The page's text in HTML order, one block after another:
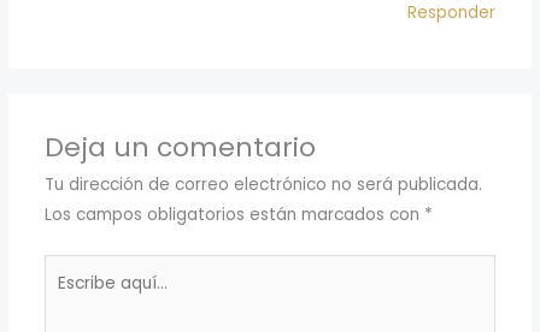
Responder
Deja un comentario
Tu dirección de correo electrónico no será publicada.
Los campos obligatorios están marcados con *